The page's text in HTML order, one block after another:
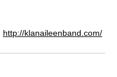
http://klanaileenband.com/